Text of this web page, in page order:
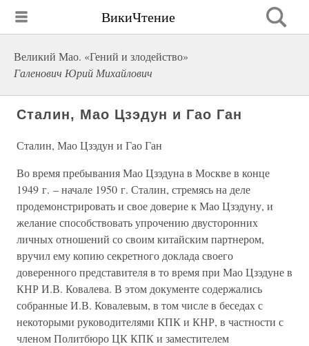
ВикиЧтение
Великий Мао. «Гений и злодейство»
Галенович Юрий Михайлович
Сталин, Мао Цзэдун и Гао Ган
Сталин, Мао Цзэдун и Гао Ган
Во время пребывания Мао Цзэдуна в Москве в конце
1949 г. – начале 1950 г. Сталин, стремясь на деле
продемонстрировать и свое доверие к Мао Цзэдуну, и
желание способствовать упрочению двусторонних
личных отношений со своим китайским партнером,
вручил ему копию секретного доклада своего
доверенного представителя в то время при Мао Цзэдуне в
КНР И.В. Ковалева. В этом документе содержались
собранные И.В. Ковалевым, в том числе в беседах с
некоторыми руководителями КПК и КНР, в частности с
членом Политбюро ЦК КПК и заместителем